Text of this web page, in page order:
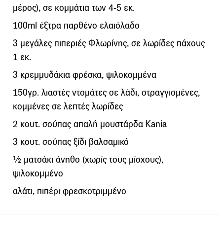
μέρος), σε κομμάτια των 4-5 εκ.
100ml έξτρα παρθένο ελαιόλαδο
3 μεγάλες πιπεριές Φλωρίνης, σε λωρίδες πάχους
1 εκ.
3 κρεμμυδάκια φρέσκα, ψιλοκομμένα
150γρ. λιαστές ντομάτες σε λάδι, στραγγισμένες,
κομμένες σε λεπτές λωρίδες
2 κουτ. σούπας απαλή μουστάρδα Kania
3 κουτ. σούπας ξίδι βαλσαμικό
½ ματσάκι άνηθο (χωρίς τους μίσχους),
ψιλοκομμένο
αλάτι, πιπέρι φρεσκοτριμμένο